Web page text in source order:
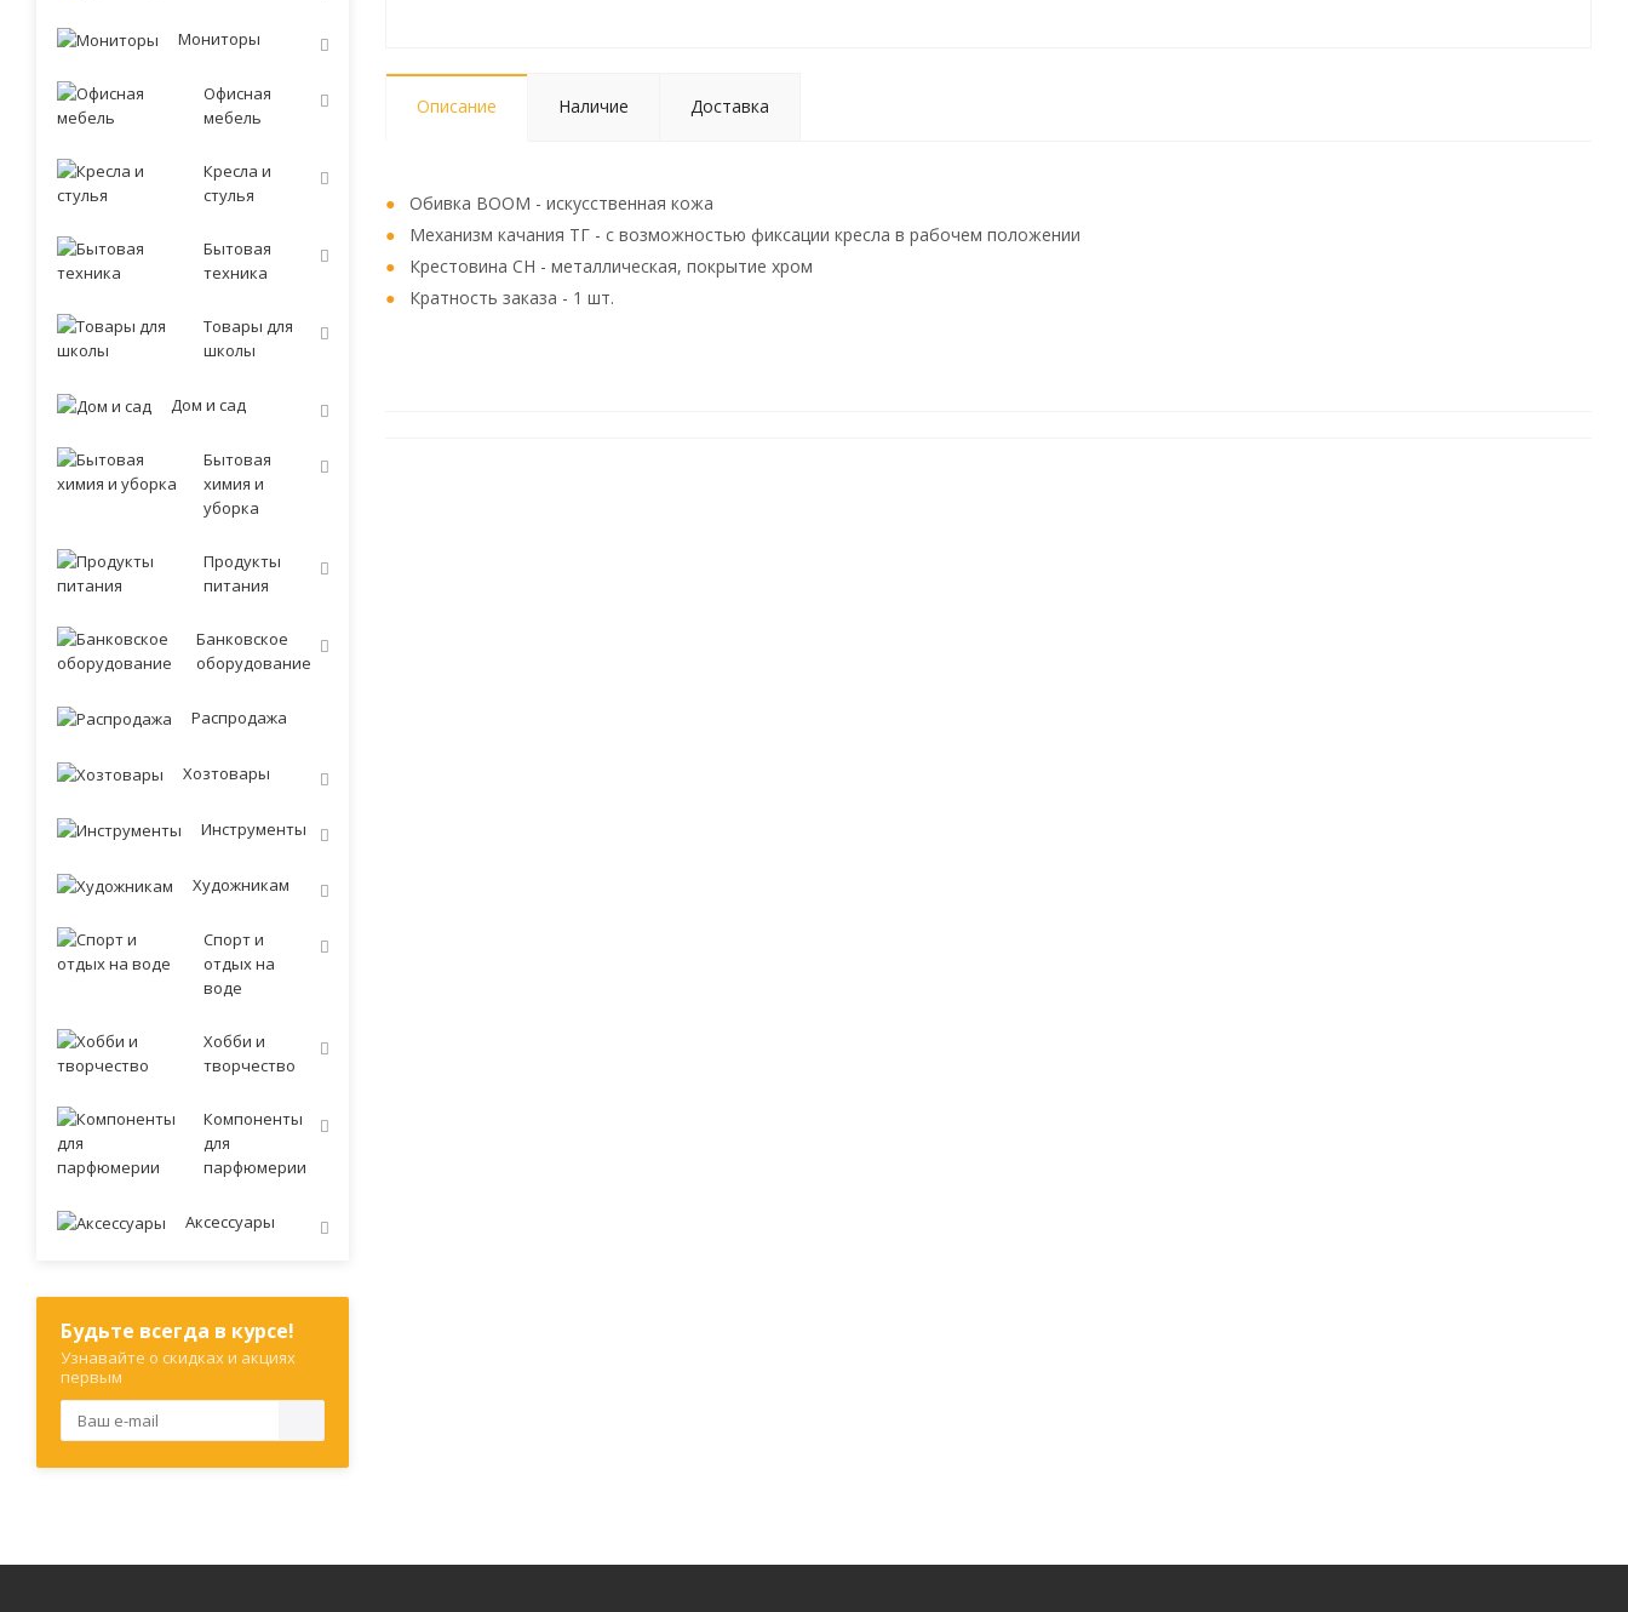
Описание Наличие Доставка
Обивка BOOM - искусственная кожа
Механизм качания ТГ - с возможностью фиксации кресла в рабочем положении
Крестовина CH - металлическая, покрытие хром
Кратность заказа - 1 шт.
Мониторы
Офисная
мебель
Кресла и
стулья
Бытовая
техника
Товары для
школы
Дом и сад
Бытовая
химия и
уборка
Продукты
питания
Банковское
оборудование
Распродажа
Хозтовары
Инструменты
Художникам
Спорт и
отдых на
воде
Хобби и
творчество
Компоненты
для
парфюмерии
Аксессуары
Будьте всегда в курсе!
Узнавайте о скидках и акциях
первым